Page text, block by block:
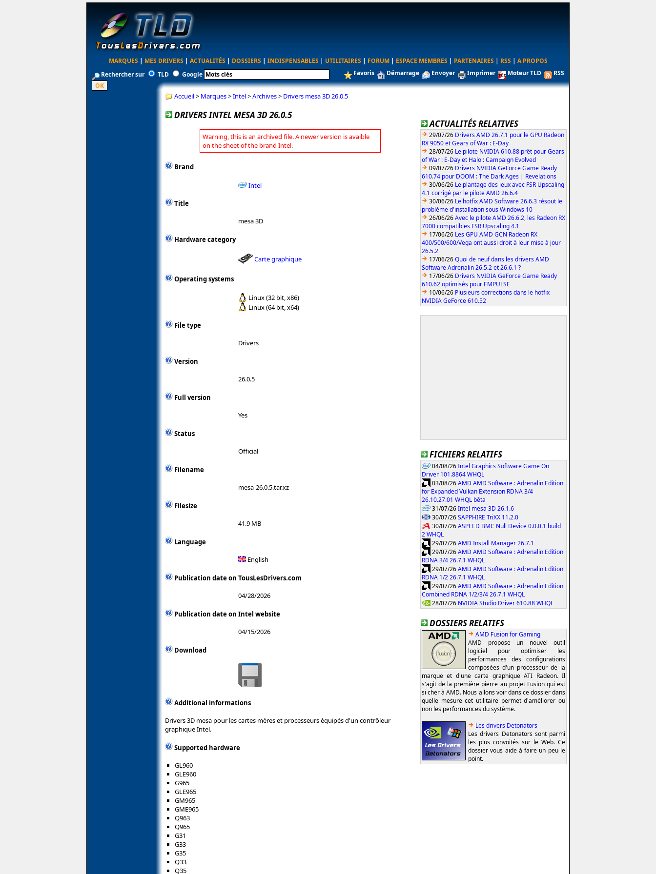
MARQUES | MES DRIVERS | ACTUALITÉS | DOSSIERS | INDISPENSABLES | UTILITAIRES | FORUM | ESPACE MEMBRES | PARTENAIRES | RSS | A PROPOS
Rechercher sur
TLD Google Favoris Démarrage Envoyer Imprimer Moteur TLD RSS
Accueil> Marques>Intel>Archives> Drivers mesa 3D 26.0.5
DRIVERS INTEL MESA 3D 26.0.5
Warning, this is an archived file. A newer version is avaible
on the sheet of the brand Intel.
Brand
Intel
Title
mesa 3D
Hardware category
Carte graphique
Operating systems
Linux (32 bit, x86)
Linux (64 bit, x64)
File type
Drivers
Version
26.0.5
Full version
Yes
Status
Official
Filename
mesa-26.0.5.tar.xz
Filesize
41.9 MB
Language
English
Publication date on TousLesDrivers.com
04/28/2026
Publication date on Intel website
04/15/2026
Download
Additional informations
Drivers 3D mesa pour les cartes mères et processeurs équipés d'un contrôleur
graphique Intel.
Supported hardware
GL960
GLE960
G965
GLE965
GM965
GME965
Q963
Q965
G31
G33
G35
Q33
Q35
ACTUALITÉS RELATIVES
29/07/26 Drivers AMD 26.7.1 pour le GPU Radeon
RX 9050 et Gears of War : E-Day
28/07/26 Le pilote NVIDIA 610.88 prêt pour Gears
of War : E-Day et Halo : Campaign Evolved
09/07/26 Drivers NVIDIA GeForce Game Ready
610.74 pour DOOM : The Dark Ages | Revelations
30/06/26 Le plantage des jeux avec FSR Upscaling
4.1 corrigé par le pilote AMD 26.6.4
30/06/26 Le hotfix AMD Software 26.6.3 résout le
problème d'installation sous Windows 10
26/06/26Avec le pilote AMD 26.6.2, les Radeon RX
7000 compatibles FSR Upscaling 4.1
17/06/26 Les GPU AMD GCN Radeon RX
400/500/600/Vega ont aussi droit à leur mise à jour
26.5.2
17/06/26Quoi de neuf dans les drivers AMD
Software Adrenalin 26.5.2 et 26.6.1 ?
17/06/26 Drivers NVIDIA GeForce Game Ready
610.62 optimisés pour EMPULSE
10/06/26 Plusieurs corrections dans le hotfix
NVIDIA GeForce 610.52
FICHIERS RELATIFS
04/08/26Intel Graphics Software Game On
Driver 101.8864 WHQL
03/08/26AMD AMD Software : Adrenalin Edition
for Expanded Vulkan Extension RDNA 3/4
26.10.27.01 WHQL bêta
31/07/26Intel mesa 3D 26.1.6
30/07/26SAPPHIRE TriXX 11.2.0
30/07/26ASPEED BMC Null Device 0.0.0.1 build
2 WHQL
29/07/26AMD Install Manager 26.7.1
29/07/26AMD AMD Software : Adrenalin Edition
RDNA 3/4 26.7.1 WHQL
29/07/26AMD AMD Software : Adrenalin Edition
RDNA 1/2 26.7.1 WHQL
29/07/26AMD AMD Software : Adrenalin Edition
Combined RDNA 1/2/3/4 26.7.1 WHQL
28/07/26 NVIDIA Studio Driver 610.88 WHQL
DOSSIERS RELATIFS
AMD Fusion for Gaming
AMD propose un nouvel outil
logiciel pour optimiser les
performances des configurations
composées d'un processeur de la
marque et d'une carte graphique ATI Radeon. Il
s'agit de la première pierre au projet Fusion qui est
si cher à AMD. Nous allons voir dans ce dossier dans
quelle mesure cet utilitaire permet d'améliorer ou
non les performances du système.
Les drivers Detonators
Les drivers Detonators sont parmi
les plus convoités sur le Web. Ce
dossier vous aide à faire un peu le
point.